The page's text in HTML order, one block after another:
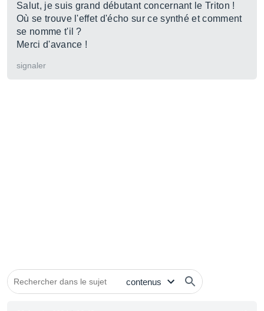
Salut, je suis grand débutant concernant le Triton !
Où se trouve l'effet d'écho sur ce synthé et comment
se nomme t'il ?
Merci d'avance !
signaler